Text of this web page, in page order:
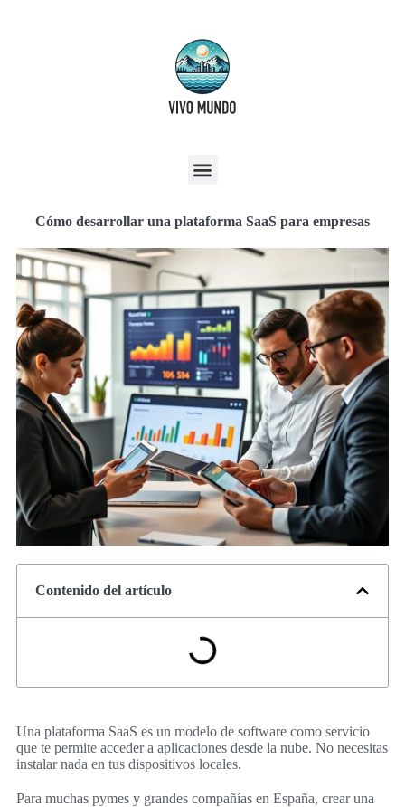
Cómo desarrollar una plataforma SaaS para empresas
Contenido del artículo
Una plataforma SaaS es un modelo de software como servicio
que te permite acceder a aplicaciones desde la nube. No necesitas
instalar nada en tus dispositivos locales.
Para muchas pymes y grandes compañías en España, crear una